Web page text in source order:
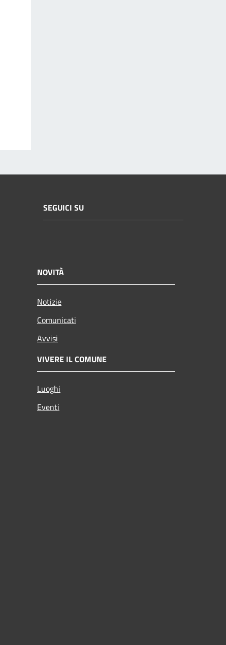
SEGUICI SU
NOVITÀ
Notizie
Comunicati
Avvisi
VIVERE IL COMUNE
Luoghi
Eventi